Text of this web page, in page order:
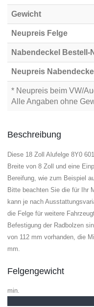
Gewicht
Neupreis Felge
Nabendeckel Bestell-
Neupreis Nabendeckel
* Neupreis beim VW/
Alle Angaben ohne
Beschreibung
Diese 18 Zoll Alufelge 8Y0
Breite von 8 Zoll und eine
Bereifung, wie zum Beispiel
Bitte beachten Sie die für Ihr
kann je nach
die Felge für weitere
Befestigung der Radbolzen
von 112 mm vorhanden, die
mm.
Felgengewicht
min.